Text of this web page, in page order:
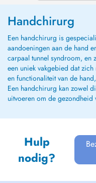
DrPomares-
Germain
Handchirurg
Een handchirurg is
aandoeningen aan de hand
carpaal tunnel syndroom,
een uniek vakgebied dat
en functionaliteit van de
Een handchirurg kan zowel
uitvoeren om de gezondheid
Hulp
nodig?